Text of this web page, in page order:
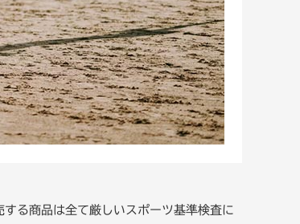
る商品は全て厳しいスポーツ基準検査に